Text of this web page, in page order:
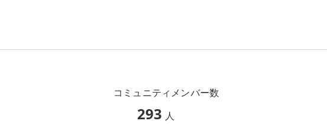
コミュニティメンバー数
293 人